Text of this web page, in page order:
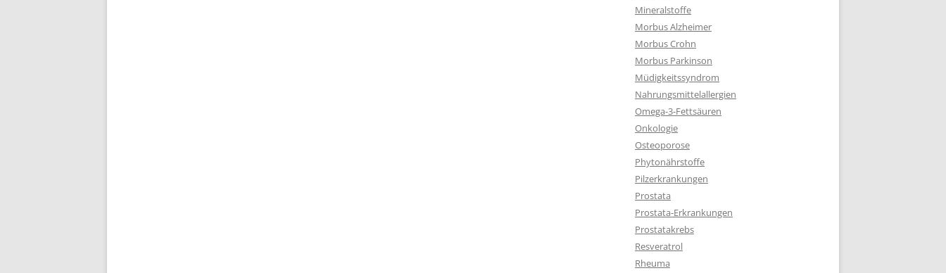
Mineralstoffe
Morbus Alzheimer
Morbus Crohn
Morbus Parkinson
Müdigkeitssyndrom
Nahrungsmittelallergien
Omega-3-Fettsäuren
Onkologie
Osteoporose
Phytonährstoffe
Pilzerkrankungen
Prostata
Prostata-Erkrankungen
Prostatakrebs
Resveratrol
Rheuma